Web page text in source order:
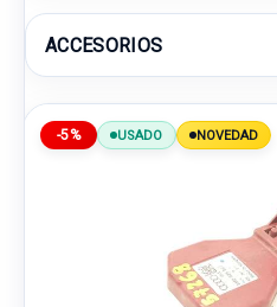
ACCESORIOS
-5% USADO NOVEDAD